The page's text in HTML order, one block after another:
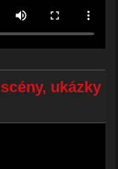
ukázky